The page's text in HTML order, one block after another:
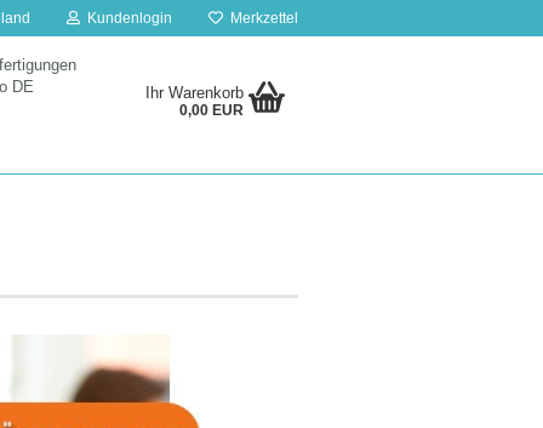
Kundenlogin Merkzettel
DE
Ihr Warenkorb
0,00 EUR